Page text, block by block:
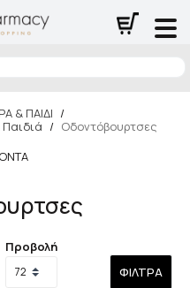
& ΠΑΙΔΙ /
Παιδιά / Οδοντόβουρτσες
Προβολή
ΦΊΛΤΡΑ